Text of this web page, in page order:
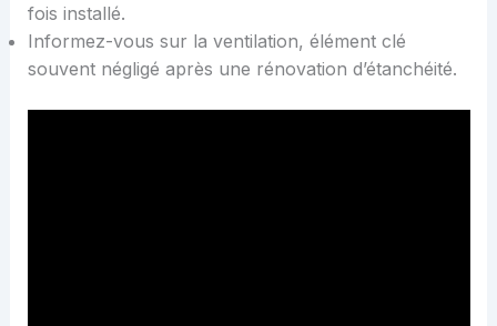
fois installé.
Informez-vous sur la ventilation, élément clé
souvent négligé après une rénovation d’étanchéité.